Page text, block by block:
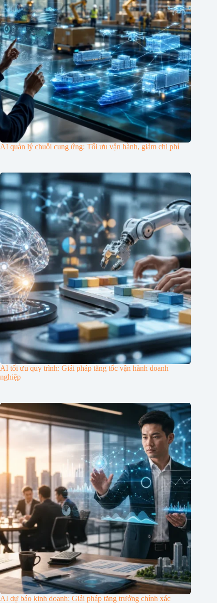
AI quản lý chuỗi cung ứng: Tối ưu vận hành, giảm chi phí
AI tối ưu quy trình: Giải pháp tăng tốc vận hành doanh
nghiệp
AI dự báo kinh doanh: Giải pháp tăng trưởng chính xác